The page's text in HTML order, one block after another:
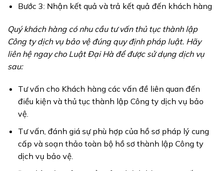
Bước 3: Nhận kết quả và trả kết quả đến khách hàng
Quý khách hàng có nhu cầu tư vấn thủ tục thành lập
Công ty dịch vụ bảo vệ đúng quy định pháp luật. Hãy
liên hệ ngay cho Luật Đại Hà để được sử dụng dịch vụ
sau:
Tư vấn cho Khách hàng các vấn đề liên quan đến
điều kiện và thủ tục thành lập Công ty dịch vụ bảo
vệ.
Tư vấn, đánh giá sự phù hợp của hồ sơ pháp lý cung
cấp và soạn thảo toàn bộ hồ sơ thành lập Công ty
dịch vụ bảo vệ.